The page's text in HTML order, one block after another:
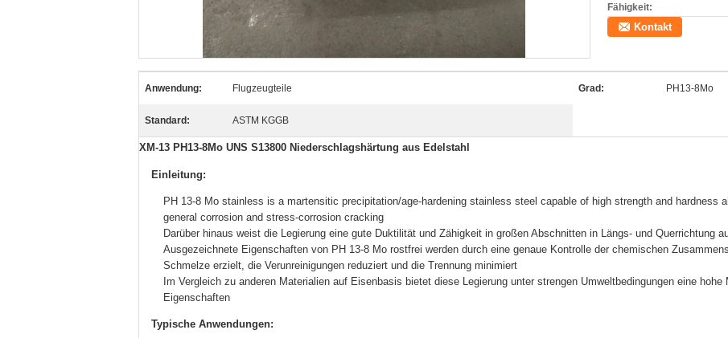
Fähigkeit:
Kontakt
Anwendung: Flugzeugteile Grad: PH13-8Mo
Standard: ASTM KGGB
XM-13 PH13-8Mo UNS S13800 Niederschlagshärtung aus Edelstahl
Einleitung:
PH 13-8 Mo stainless is a martensitic precipitation/age-hardening stainless steel capable of high strength and hardness
general corrosion and stress-corrosion cracking
Darüber hinaus weist die Legierung eine gute Duktilität und Zähigkeit in großen Abschnitten in Längs- und Querrichtung
Ausgezeichnete Eigenschaften von PH 13-8 Mo rostfrei werden durch eine genaue Kontrolle der chemischen
Schmelze erzielt, die Verunreinigungen reduziert und die Trennung minimiert
Im Vergleich zu anderen Materialien auf Eisenbasis bietet diese Legierung unter strengen Umweltbedingungen eine
Eigenschaften
Typische Anwendungen: